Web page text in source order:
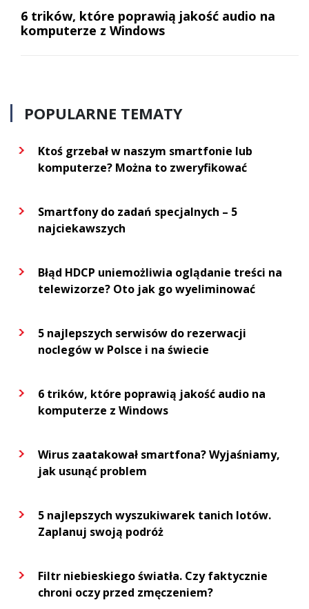
6 trików, które poprawią jakość audio na
komputerze z Windows
POPULARNE TEMATY
Ktoś grzebał w naszym smartfonie lub
komputerze? Można to zweryfikować
Smartfony do zadań specjalnych – 5
najciekawszych
Błąd HDCP uniemożliwia oglądanie treści na
telewizorze? Oto jak go wyeliminować
5 najlepszych serwisów do rezerwacji
noclegów w Polsce i na świecie
6 trików, które poprawią jakość audio na
komputerze z Windows
Wirus zaatakował smartfona? Wyjaśniamy,
jak usunąć problem
5 najlepszych wyszukiwarek tanich lotów.
Zaplanuj swoją podróż
Filtr niebieskiego światła. Czy faktycznie
chroni oczy przed zmęczeniem?